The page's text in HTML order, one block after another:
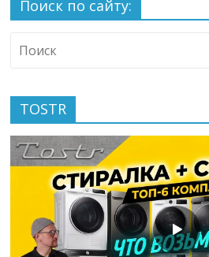
Поиск по сайту:
TOSTR